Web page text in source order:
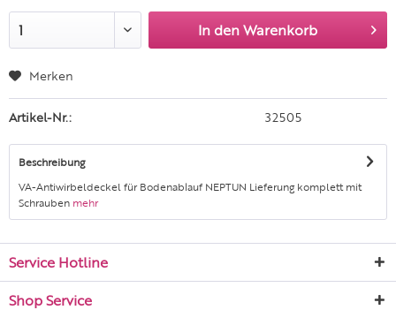
In den Warenkorb
Merken
Artikel-Nr.: 32505
Beschreibung
VA-Antiwirbeldeckel für Bodenablauf NEPTUN Lieferung komplett mit
Schrauben mehr
Service Hotline
Shop Service